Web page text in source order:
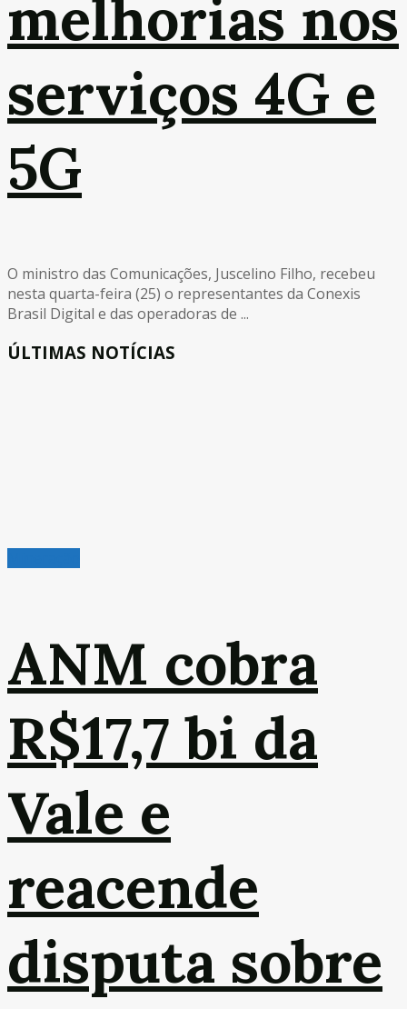
melhorias nos
serviços 4G e
5G
O ministro das Comunicações, Juscelino Filho, recebeu
nesta quarta-feira (25) o representantes da Conexis
Brasil Digital e das operadoras de ...
ÚLTIMAS NOTÍCIAS
ANM cobra
R$17,7 bi da
Vale e
reacende
disputa sobre